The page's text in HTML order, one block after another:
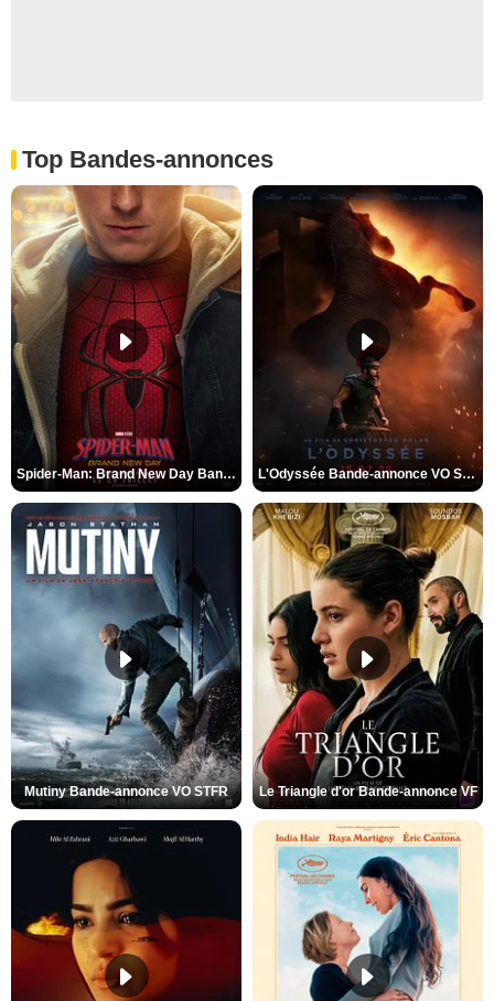
Top Bandes-annonces
Spider-Man: Brand New Day Bande-annonce VO STFR L'Odyssée Bande-annonce VO STFR
Mutiny Bande-annonce VO STFR Le Triangle d'or Bande-annonce VF